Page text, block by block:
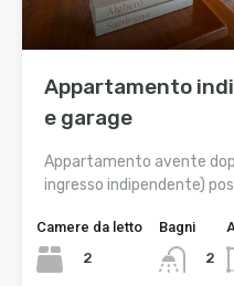
Appartamento
e garage
Appartamento avente
ingresso indipendente)
Camere da letto
2
Bagni
2